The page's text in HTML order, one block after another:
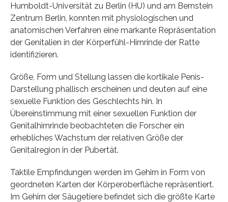
Humboldt-Universität zu Berlin (HU) und am Bernstein
Zentrum Berlin, konnten mit physiologischen und
anatomischen Verfahren eine markante Repräsentation
der Genitalien in der Körperfühl-Hirnrinde der Ratte
identifizieren.
Größe, Form und Stellung lassen die kortikale Penis-
Darstellung phallisch erscheinen und deuten auf eine
sexuelle Funktion des Geschlechts hin. In
Übereinstimmung mit einer sexuellen Funktion der
Genitalhirnrinde beobachteten die Forscher ein
erhebliches Wachstum der relativen Größe der
Genitalregion in der Pubertät.
Taktile Empfindungen werden im Gehirn in Form von
geordneten Karten der Körperoberfläche repräsentiert.
Im Gehirn der Säugetiere befindet sich die größte Karte